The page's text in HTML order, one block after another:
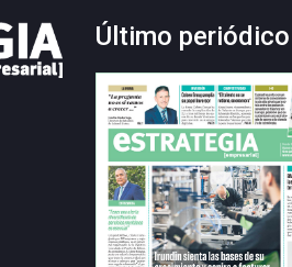
Último periódico